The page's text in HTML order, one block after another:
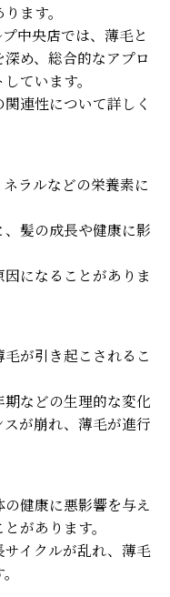
ます。
中央店では、薄毛と
め、総合的なアプロ
ています。
連性について詳しく
ラルなどの栄養素に
髪の成長や健康に影
になることがありま
が引き起こされるこ
などの生理的な変化
が崩れ、薄毛が進行
健康に悪影響を与え
があります。
イクルが乱れ、薄毛